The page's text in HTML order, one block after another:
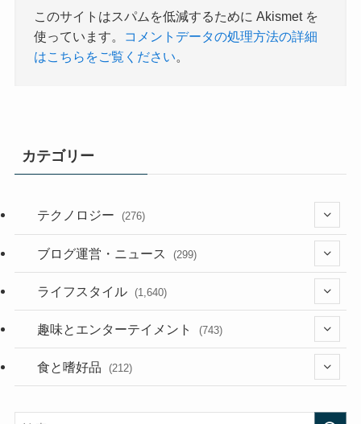
このサイトはスパムを低減するために Akismet を
使っています。
コメントデータの処理方法の詳細
はこちらをご覧ください。
カテゴリー
テクノロジー (276)
(36)
(187)
ブログ運営・ニュース (299)
(118)
(181)
ライフスタイル (1,640)
(395)
(282)
趣味とエンターテイメント (743)
(56)
食と嗜好品 (212)